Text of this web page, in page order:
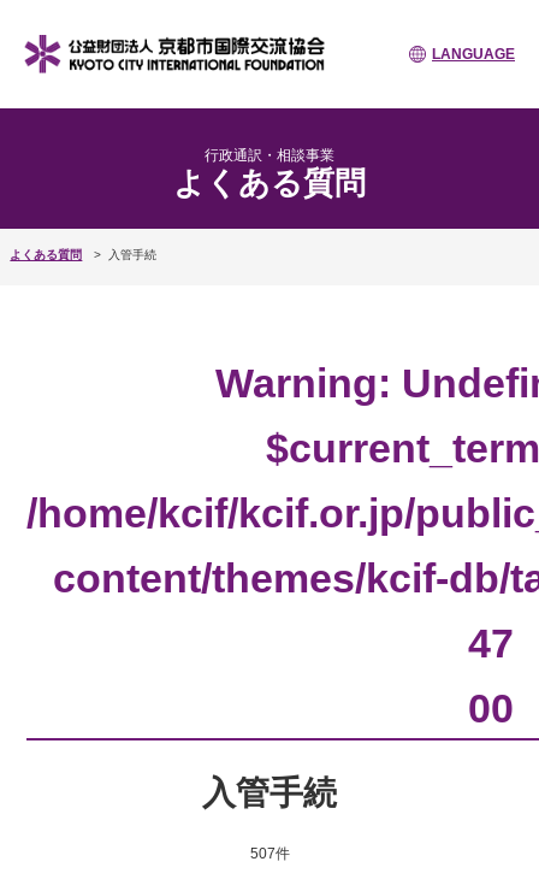
LANGUAGE
行政通訳・相談事業
よくある質問
よくある質問 入管手続
Warning:
/home/kcif/kcif.or.jp/
content/themes/kcif-db/
47
00
入管手続
507件